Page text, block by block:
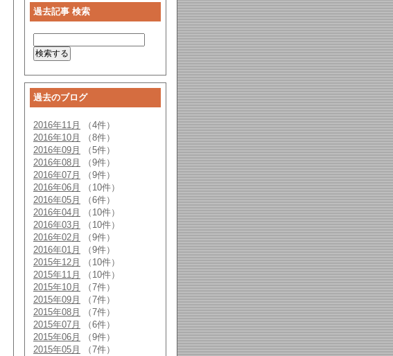
過去記事 検索
過去のブログ
2016年11月
（4件）
2016年10月
（8件）
2016年09月
（5件）
2016年08月
（9件）
2016年07月
（9件）
2016年06月
（10件）
2016年05月
（6件）
2016年04月
（10件）
2016年03月
（10件）
2016年02月
（9件）
2016年01月
（9件）
2015年12月
（10件）
2015年11月
（10件）
2015年10月
（7件）
2015年09月
（7件）
2015年08月
（7件）
2015年07月
（6件）
2015年06月
（9件）
2015年05月
（7件）